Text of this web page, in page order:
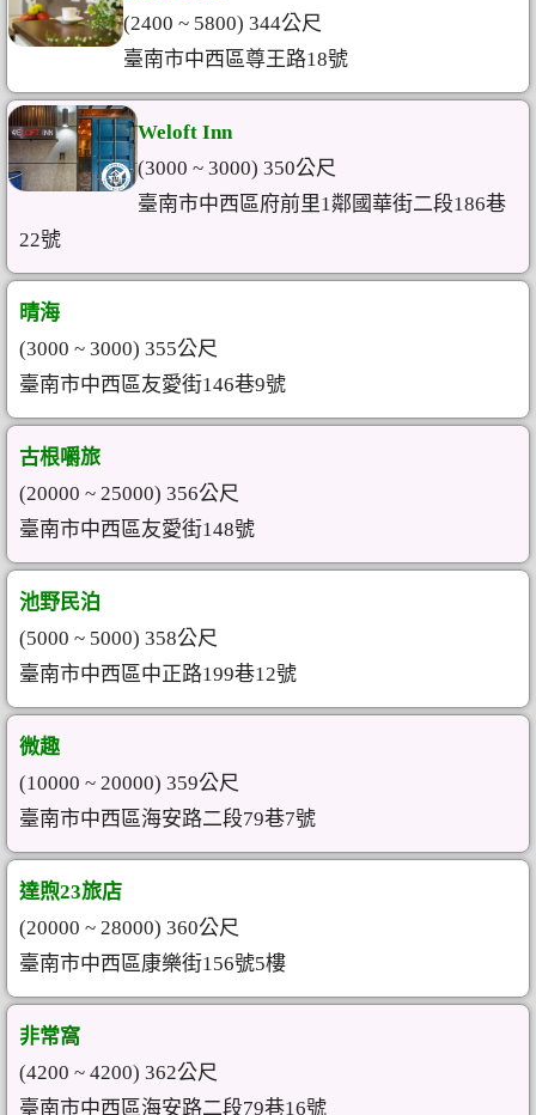
(2400 ~ 5800) 344公尺
臺南市中西區尊王路18號
Weloft Inn
(3000 ~ 3000) 350公尺
臺南市中西區府前里1鄰國華街二段186巷
22號
晴海
(3000 ~ 3000) 355公尺
臺南市中西區友愛街146巷9號
古根嚼旅
(20000 ~ 25000) 356公尺
臺南市中西區友愛街148號
池野民泊
(5000 ~ 5000) 358公尺
臺南市中西區中正路199巷12號
微趣
(10000 ~ 20000) 359公尺
臺南市中西區海安路二段79巷7號
達煦23旅店
(20000 ~ 28000) 360公尺
臺南市中西區康樂街156號5樓
非常窩
(4200 ~ 4200) 362公尺
臺南市中西區海安路二段79巷16號